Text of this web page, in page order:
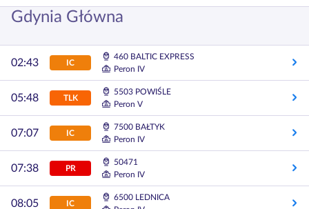
Gdynia Główna
02:43 IC
460 BALTIC EXPRESS
Peron IV
05:48 TLK
5503 POWIŚLE
Peron V
07:07 IC
7500 BAŁTYK
Peron IV
07:38 PR
50471
Peron IV
08:05 IC
6500 LEDNICA